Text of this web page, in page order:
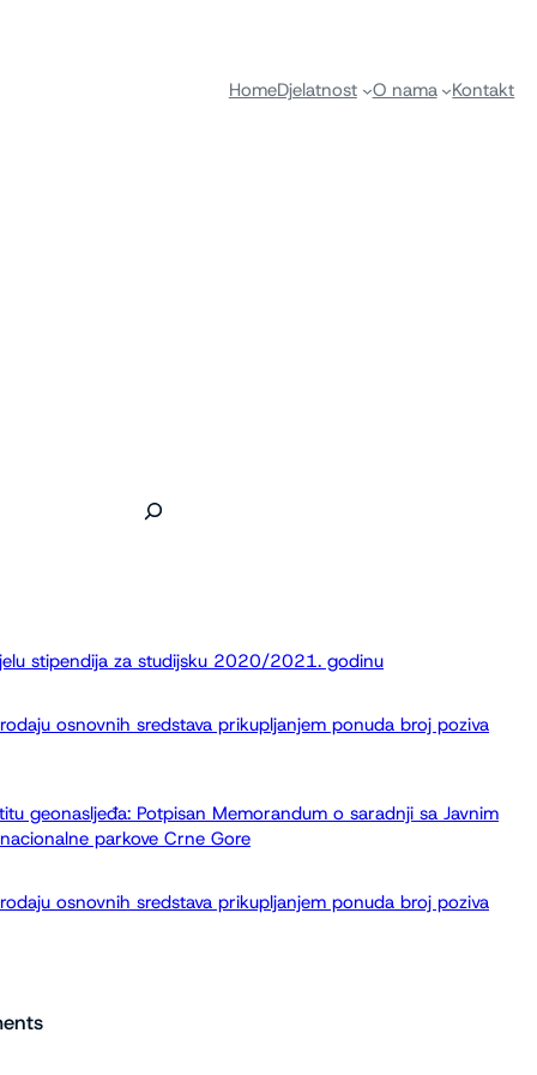
HomeDjelatnost O nama Kontakt
stipendija za studijsku 2020/2021. godinu
osnovnih sredstava prikupljanjem ponuda broj poziva
geonasljeđa: Potpisan Memorandum o saradnji sa Javnim
parkove Crne Gore
osnovnih sredstava prikupljanjem ponuda broj poziva